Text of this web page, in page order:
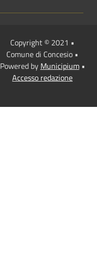
Copyright © 2021 •
Comune di Concesio •
Powered by Municipium•
Accesso redazione